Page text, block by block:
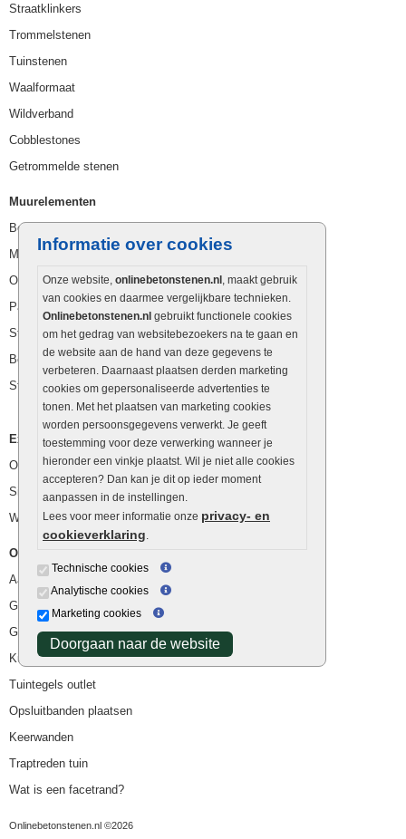
Informatie over cookies
Onze website, onlinebetonstenen.nl , maakt gebruik
van cookies en daarmee vergelijkbare technieken.
Onlinebetonstenen.nl gebruikt functionele cookies
om het gedrag van websitebezoekers na te gaan en
de website aan de hand van deze gegevens te
verbeteren. Daarnaast plaatsen derden marketing
cookies om gepersonaliseerde advertenties te
tonen. Met het plaatsen van marketing cookies
worden persoonsgegevens verwerkt. Je geeft
toestemming voor deze verwerking wanneer je
hieronder een vinkje plaatst. Wil je niet alle cookies
accepteren? Dan kan je dit op ieder moment
aanpassen in de instellingen.
Lees voor meer informatie onze privacy- en
cookieverklaring.
Technische cookies
Analytische cookies
Marketing cookies
Doorgaan naar de website
Straatklinkers
Trommelstenen
Tuinstenen
Waalformaat
Wildverband
Cobblestones
Getrommelde stenen
Muurelementen
Betonbielzen
Muurstenen
Opsluitbanden
Palissaden
Stapelblokken
Betonblokken
Stapelstenen
Extra benodigdheden
Ophoogzand
Siergrind en siersplit
Waterafvoer
Overig
Aanbiedingen
Goedkope bestrating
Goedkope tuintegels
Kunstgras
Tuintegels outlet
Opsluitbanden plaatsen
Keerwanden
Traptreden tuin
Wat is een facetrand?
Onlinebetonstenen.nl ©2026